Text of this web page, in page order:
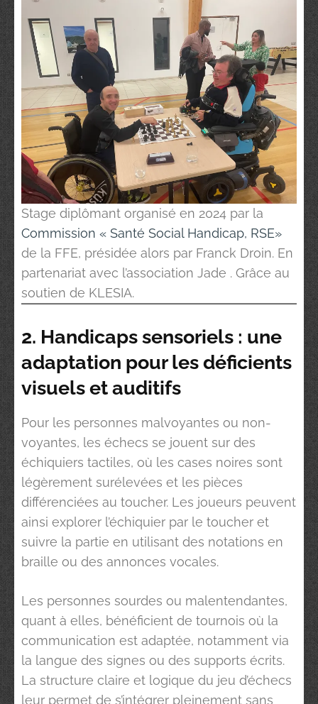
Stage diplômant organisé en 2024 par la
Commission « Santé Social Handicap, RSE»
de la FFE, présidée alors par Franck Droin. En
partenariat avec l’association Jade . Grâce au
soutien de KLESIA.
2. Handicaps sensoriels : une
adaptation pour les déficients
visuels et auditifs
Pour les personnes malvoyantes ou non-
voyantes, les échecs se jouent sur des
échiquiers tactiles, où les cases noires sont
légèrement surélevées et les pièces
différenciées au toucher. Les joueurs peuvent
ainsi explorer l’échiquier par le toucher et
suivre la partie en utilisant des notations en
braille ou des annonces vocales.
Les personnes sourdes ou malentendantes,
quant à elles, bénéficient de tournois où la
communication est adaptée, notamment via
la langue des signes ou des supports écrits.
La structure claire et logique du jeu d’échecs
leur permet de s’intégrer pleinement sans